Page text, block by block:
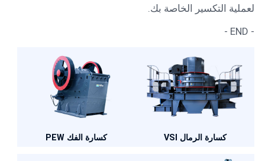
لعملية التكسير الخاصة بك.
- END -
كسارة الفك PEW كسارة الرمال VSI